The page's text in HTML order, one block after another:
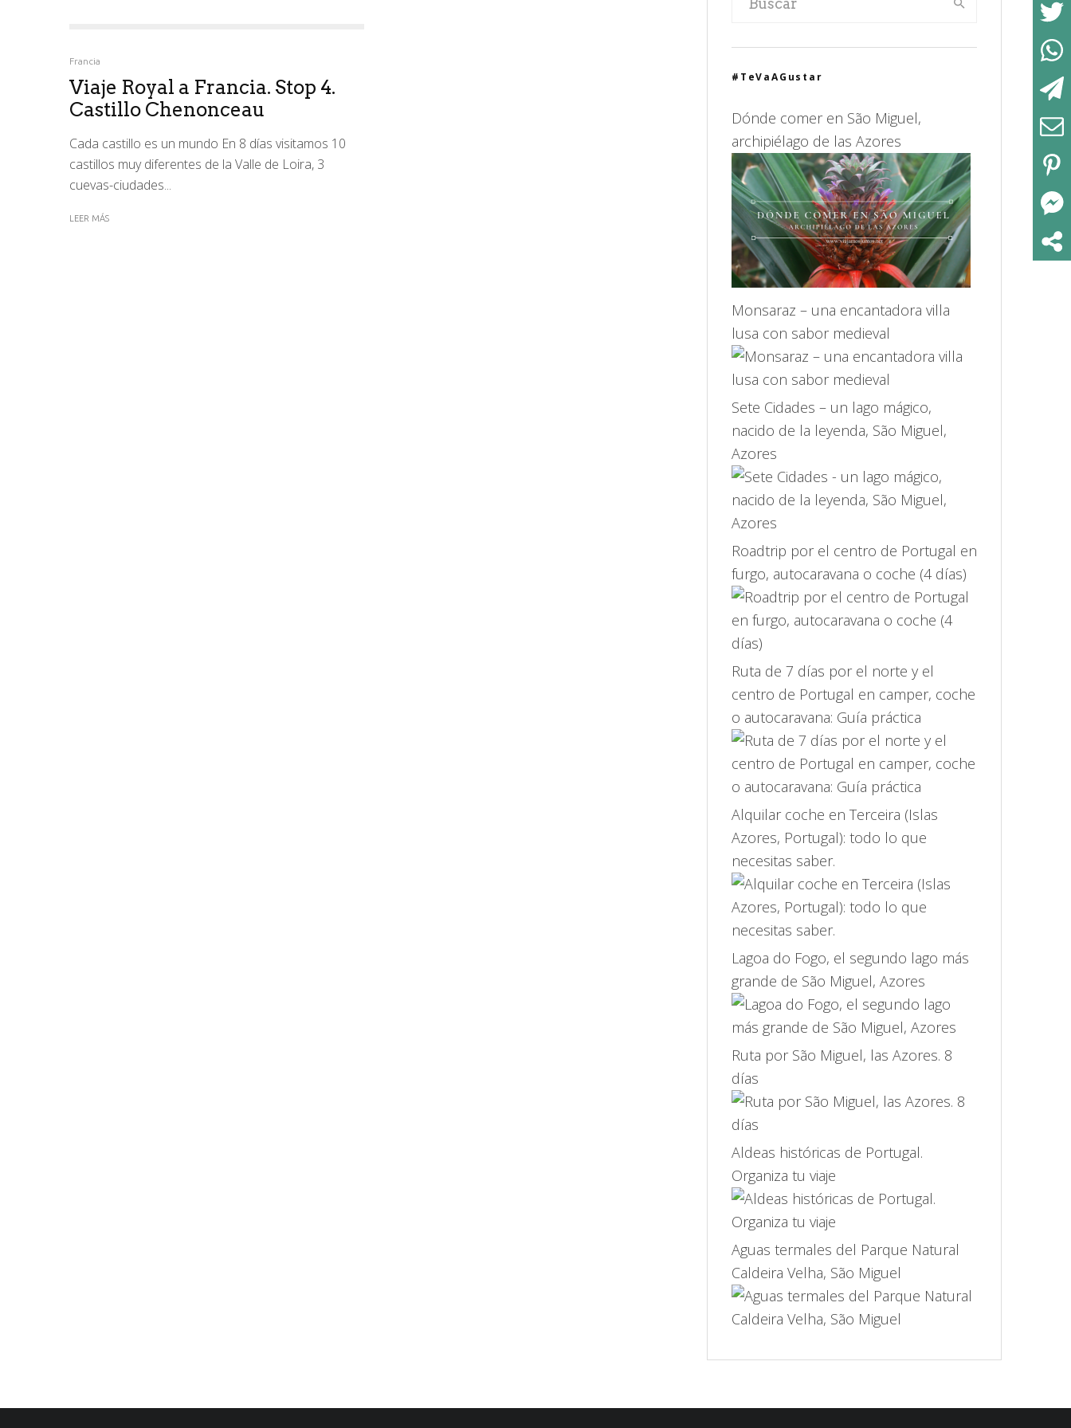
Francia
Viaje Royal a Francia. Stop 4.
Castillo Chenonceau
Cada castillo es un mundo En 8 días visitamos 10
castillos muy diferentes de la Valle de Loira, 3
cuevas-ciudades...
LEER MÁS
#TeVaAGustar
Dónde comer en São Miguel,
archipiélago de las Azores
Monsaraz – una encantadora villa
lusa con sabor medieval
Sete Cidades – un lago mágico,
nacido de la leyenda, São Miguel,
Azores
Roadtrip por el centro de Portugal en
furgo, autocaravana o coche (4 días)
Ruta de 7 días por el norte y el
centro de Portugal en camper, coche
o autocaravana: Guía práctica
Alquilar coche en Terceira (Islas
Azores, Portugal): todo lo que
necesitas saber.
Lagoa do Fogo, el segundo lago más
grande de São Miguel, Azores
Ruta por São Miguel, las Azores. 8
días
Aldeas históricas de Portugal.
Organiza tu viaje
Aguas termales del Parque Natural
Caldeira Velha, São Miguel